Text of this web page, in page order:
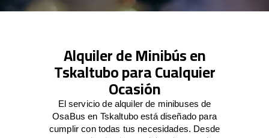
Alquiler de Minibús en
Tskaltubo para Cualquier
Ocasión
El servicio de alquiler de minibuses de
OsaBus en Tskaltubo está diseñado para
cumplir con todas tus necesidades. Desde